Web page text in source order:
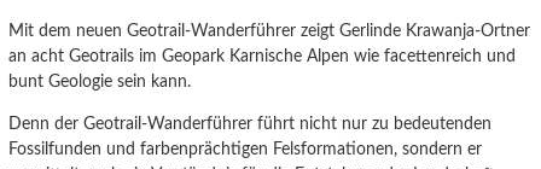
Mit dem neuen Geotrail-Wanderführer zeigt Gerlinde Krawanja-Ortner
an acht Geotrails im Geopark Karnische Alpen wie facettenreich und
bunt Geologie sein kann.
Denn der Geotrail-Wanderführer führt nicht nur zu bedeutenden
Fossilfunden und farbenprächtigen Felsformationen, sondern er